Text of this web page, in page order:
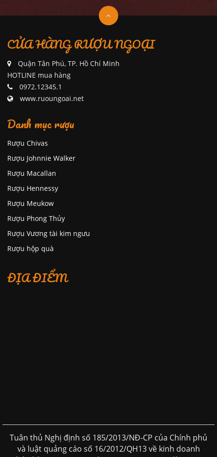
CỬA HÀNG RƯỢU NGOẠI
Quận Tân Phú, TP. Hồ Chí Minh
HOTLINE mua hàng
0972.12345.1
www.ruoungoai.net
Danh mục rượu
Rượu Chivas
Rượu Johnnie Walker
Rượu Macallan
Rượu Hennessy
Rượu Meukow
Rượu Phong Thủy
Rượu Vương tài kim ngưu
Rượu hộp quà
ĐỊA ĐIỂM
Tuân thủ Nghị định số 185/2013/NĐ-CP của Chính phủ
và luật quảng cáo số 16/2012/QH13 về kinh doanh